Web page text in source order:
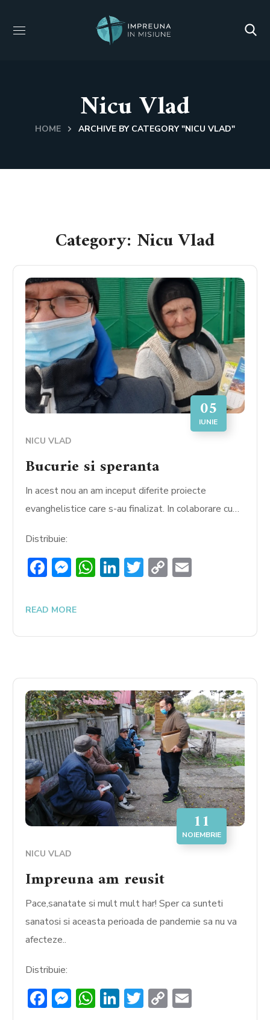
Nicu Vlad
HOME ARCHIVE BY CATEGORY "NICU VLAD"
Category: Nicu Vlad
05
IUNIE
NICU VLAD
Bucurie si speranta
In acest nou an am inceput diferite proiecte
evanghelistice care s-au finalizat. In colaborare cu…
Distribuie:
Facebook
Messenger
WhatsApp
LinkedIn
Twitter
Copy
READ MORE
11
NOIEMBRIE
NICU VLAD
Impreuna am reusit
Pace,sanatate si mult mult har! Sper ca sunteti
sanatosi si aceasta perioada de pandemie sa nu va
afecteze..
Distribuie:
Facebook
Messenger
WhatsApp
LinkedIn
Twitter
Copy